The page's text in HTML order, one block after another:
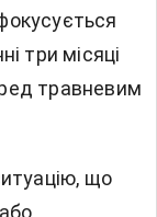
три місяці
травневим
що